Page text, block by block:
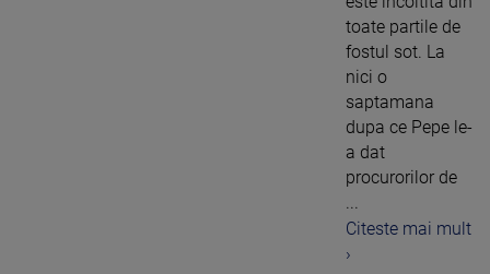
toate partile de
fostul sot. La
nici o
saptamana
dupa ce Pepe le-
a dat
procurorilor de
Citeste mai mult
›